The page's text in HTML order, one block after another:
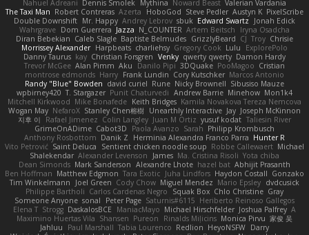
Nahuel Adreani Dennis Smolek Mythina Noward Beast Valerian Vardania
The Taxi Man Robert Contreras Azerta HoboGod Steve Pedler Austyn K PixelScribe
Double Downshift Mr. Happy Andrey Lebrov sbuk Edward Swartz
Jonah Edick
Wahrgrave Dom Guerrera Jazza N_COUNTER Artem Beitsch
Iryna Osadcha
Diran Bebekian Caleb Slagle Baptiste Belmudes GrizzlyBeard CJ Troy Chrisie
Morrissey Alexander Harpbeats charliehsy Gregory Cook Lulu
ExplorePolo
Danny Taurus kay Christian Forsgren Venky qwerty qwerty Damon Hardy
Trevor McGee Alan Pimm Aku Danilo Pipi 3DQuake PooMagoo Cristian
montrose edmonds Harry Frank Lundin Cory Kutschker Marcos Antonio
Randy "Blue" Bowden david curiel Rune Nicky Brownell Sibusiso Mauze
wpbirney420 T. Stargazer Punit Chaturvedi Andrew Barrie Minehow Mon1k4
Mitchell Kirkwood Mike Bonafede Keith Bridges Kamila Novakova Tereza Nemcova
Wogan May NefaroX Stanley Chen榕樹 Unearthly Interactive Jay Joseph McKinnon
지후 이
Rafael Jimenez Colin Langley Juan M Ortiz yusuf kodat Taliesin River
GrimeOnADime Cabot3D Paola Avanzo Sarah Philipp Krombusch
Anthony Rosbottom Danik Z Herminia Alexandra Franco Parra Hunter R
Vito Petrović Saint Deluca Sentient chicken noodle soup Robbe Callewaert Michael
Shalekendar Alexander Levenson James Ma. Cristina Risoli Yota chiba
Dean Simonds Mark Sanderson Alexandre Lhote hazel bat Abhijit Prasanth
Ben Hoffman Matthew Edgmon Tara Exotic Juha Lindfors Haydon Costall Gonzako
Tim Winkelmann
Joel Green Cody Chow Miguel Mendez Mario Epsley dvdcusick
Philippe Bartholi Carlos Cardenas Negro Squak Box Chlo Christine Gray
Someone Anyone sonal Peter Page Saturnis#6115 Heriberto Reinoso Gallegos
Elena T Strogg DaskalosBCE ManiacMayo Michael Hirschfelder Joshua Palfrey A
Maximino Huertas Vila Shansen Pureon Rinalds Miļicins Monica Pirvu 家俊 吴
Jahluu
Paul Marshall Tabia Lourenco Redlion HeyoNSFW Darry